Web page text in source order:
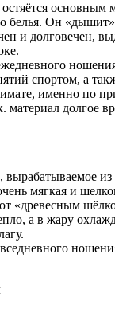
основным
белья. Он
и долговечен,
спортом, а
именно по
материал долгое
вырабатываемое из
мягкая и
«древесным
а в жару